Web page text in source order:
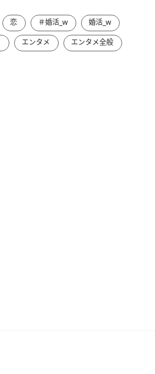
恋 ＃婚活_w
婚活_w
エンタメ エンタメ全般